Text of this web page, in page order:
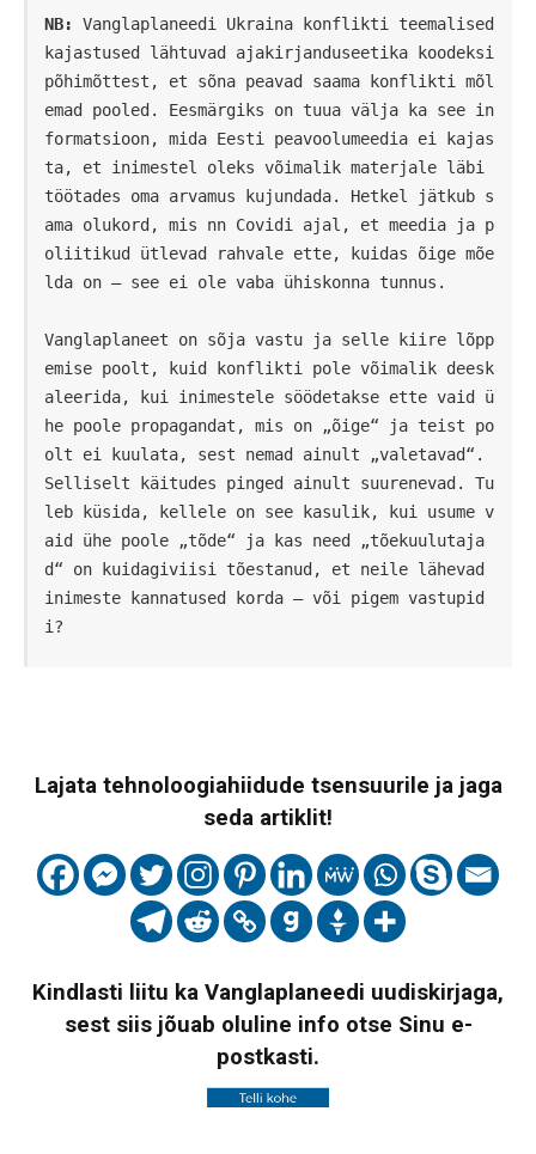
NB:
Vanglaplaneedi Ukraina konflikti teemalised
kajastused lähtuvad ajakirjanduseetika koodeksi
põhimõttest, et sõna peavad saama konflikti mõl
emad pooled. Eesmärgiks on tuua välja ka see in
formatsioon, mida Eesti peavoolumeedia ei kajas
ta, et inimestel oleks võimalik materjale läbi
töötades oma arvamus kujundada. Hetkel jätkub s
ama olukord, mis nn Covidi ajal, et meedia ja p
oliitikud ütlevad rahvale ette, kuidas õige mõe
lda on – see ei ole vaba ühiskonna tunnus.
Vanglaplaneet on sõja vastu ja selle kiire lõpp
emise poolt, kuid konflikti pole võimalik deesk
aleerida, kui inimestele söödetakse ette vaid ü
he poole propagandat, mis on „õige“ ja teist po
olt ei kuulata, sest nemad ainult „valetavad“.
Selliselt käitudes pinged ainult suurenevad. Tu
leb küsida, kellele on see kasulik, kui usume v
aid ühe poole „tõde“ ja kas need „tõekuulutaja
d“ on kuidagiviisi tõestanud, et neile lähevad
inimeste kannatused korda – või pigem vastupid
i?
Lajata tehnoloogiahiidude tsensuurile ja jaga
seda artiklit!
Kindlasti liitu ka Vanglaplaneedi uudiskirjaga,
sest siis jõuab oluline info otse Sinu e-
postkasti.